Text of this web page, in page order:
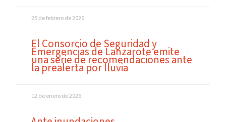
25 de febrero de 2026
El Consorcio de Seguridad y
Emergencias de Lanzarote emite
una serie de recomendaciones ante
la prealerta por lluvia
12 de enero de 2026